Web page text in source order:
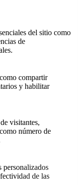
del sitio como
de
compartir
y habilitar
visitantes,
número de
personalizados
de las